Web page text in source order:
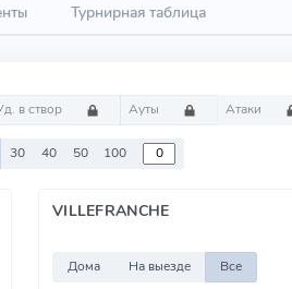
Турнирная таблица
в створ Ауты Атаки
30 40 50 100
VILLEFRANCHE
Дома На выезде Все